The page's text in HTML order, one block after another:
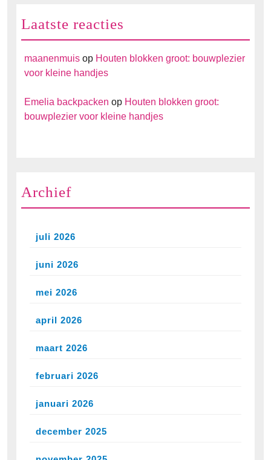
Laatste reacties
maanenmuis op Houten blokken groot: bouwplezier
voor kleine handjes
Emelia backpacken op Houten blokken groot:
bouwplezier voor kleine handjes
Archief
juli 2026
juni 2026
mei 2026
april 2026
maart 2026
februari 2026
januari 2026
december 2025